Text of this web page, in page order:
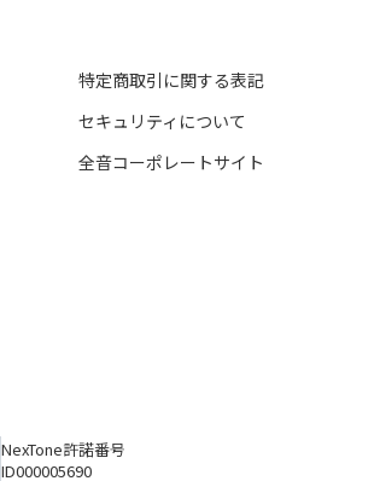
特定商取引に関する表記
セキュリティについて
全音コーポレートサイト
NexTone許諾番号
ID000005690